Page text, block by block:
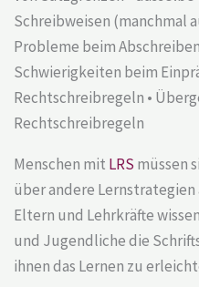
Schreibweisen (manchmal
Probleme beim
Schwierigkeiten beim
Rechtschreibregeln •
Rechtschreibregeln
Menschen mit LRS müssen
über andere Lernstrategien
Eltern und Lehrkräfte
und Jugendliche die
ihnen das Lernen zu